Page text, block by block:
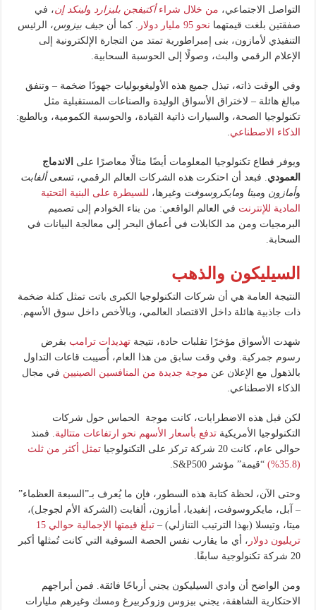
التواصل الاجتماعي، من خلال شراءأكتيفجن بليزارد ولينكد إن، في
صفقتين بلغت قيمتهما نحو 95 مليار دولار . كما أنجيف بيزوس، الرئيس
التنفيذي لأمازون، بنى إمبراطورية تمتد من التجارة الإلكترونية إلى
الإعلام الرقمي والبث، وصولًا إلى الحوسبة السحابية.
وفي الوقت ذاته، تبذل جميع هذه الأوليغوبوليات جهودًا ضخمة – وتنفق
مبالغ هائلة – لاختراق الأسواق الوليدة والصناعات المستقبلية مثل
تكنولوجيا الصحة، والسيارات ذاتية القيادة، والحوسبة الكمومية، وبالطبع:
الذكاء الاصطناعي
ويوفر قطاع تكنولوجيا المعلومات أيضًا مثالًا معاصرًا على الاندماج
العمودي . فبعد أن احتكرت هذه الشركات العالم الرقمي، تسعىألفابت
وأمازون وميتا ومايكروسوفت وغيرها، للسيطرة على البنية التحتية
المادية للإنترنت في العالم الواقعي: من بناء الخوادم إلى تصميم
البرمجيات ومن مد الكابلات في أعماق البحر إلى معالجة البيانات في
السحابة.
السيليكون والذهب
النتيجة العامة هي أن شركات التكنولوجيا الكبرى باتت تمثل كتلة ضخمة
ذات جاذبية هائلة داخل الاقتصاد العالمي، وبالأخص داخل سوق الأسهم.
شهدت الأسواق مؤخرًا تقلبات حادة، نتيجةتهديدات ترامب بفرض
رسوم جمركية. وفي وقت سابق من هذا العام، أُصيبت قاعات التداول
بالذهول مع الإعلان عن موجة جديدة من المنافسين الصينيين في مجال
الذكاء الاصطناعي.
لكن قبل هذه الاضطرابات، كانت موجة الحماس حول شركات
التكنولوجيا الأمريكية تدفع بأسعار الأسهم نحو ارتفاعات متتالية . فمنذ
حوالي عام، كانت 20 شركة تركز على التكنولوجيا
تمثل أكثر من ثلث
(35.8%)
“قيمة” مؤشر S&P500.
وحتى الآن، لحظة كتابة هذه السطور، فإن ما يُعرف بـ”السبعة العظماء”
– آبل، مايكروسوفت، إنفيديا، أمازون، ألفابت (الشركة الأم لجوجل)،
ميتا، وتيسلا (بهذا الترتيب التنازلي) –
تبلغ قيمتها الإجمالية حوالي 15
تريليون دولار ، أي ما يقارب نفس الحصة السوقية التي كانت تُمثلها أكبر
20 شركة تكنولوجية سابقًا.
ومن الواضح أن وادي السيليكون يجني أرباحًا فائقة. فمن أبراجهم
الاحتكارية الشاهقة، يجني بيزوس وزوكربيرغ ومسك وغيرهم مليارات